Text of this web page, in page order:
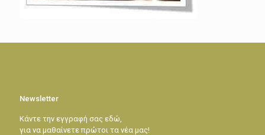
Newsletter
Κάντε την εγγραφή σας εδώ,
για να μαθαίνετε πρώτοι τα νέα μας!